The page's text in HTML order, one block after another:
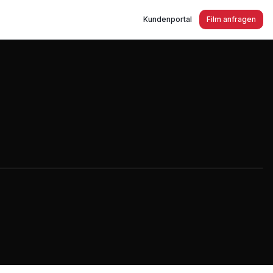
Kundenportal Film anfragen